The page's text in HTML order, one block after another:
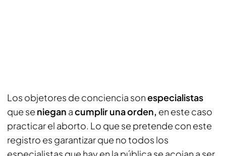
Los objetores de conciencia sonespecialistas
que se niegan acumplir una orden, en este caso
practicar el aborto. Lo que se pretende con este
registro es garantizar que no todos los